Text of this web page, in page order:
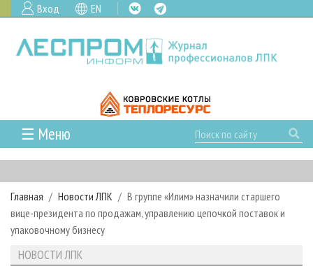
Вход EN
☰ Меню
ГЛАВНАЯ
РУБРИКИ И ТЕМЫ
РУБРИКИ ЖУРНАЛА
ЛЕСНОЕ ХОЗЯЙСТВО
ЛЕСОЗАГОТОВКА
НОВОСТИ
КАЛЕНДАРЬ СОБЫТИЙ
НОВОСТИ ЛПК
ПРОЕКТЫ ЛПИ
АНАЛИТИКА
АРХИВ
Главная Новости ЛПК
В группе «Илим» назначили старшего
вице-президента по продажам, управлению цепочкой поставок и
упаковочному бизнесу
НОВОСТИ ЛПК